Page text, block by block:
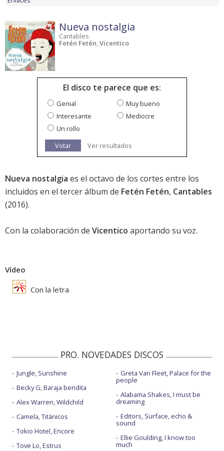
Nueva nostalgia
Cantables
Fetén Fetén,Vicentico
El disco te parece que es:
Genial
Muy bueno
Interesante
Mediocre
Un rollo
Votar
Ver resultados
Nueva nostalgia es el octavo de los cortes entre los
incluidos en el tercer álbum de Fetén Fetén, Cantables
(2016).
Con la colaboración de Vicentico aportando su voz.
Vídeo
Con la letra
PRO. NOVEDADES DISCOS
Jungle, Sunshine
Becky G, Baraja bendita
Alex Warren, Wildchild
Camela, Titánicos
Tokio Hotel, Encore
Tove Lo, Estrus
Greta Van Fleet, Palace for the
people
Alabama Shakes, I must be
dreaming
Editors, Surface, echo &
sound
Ellie Goulding, I know too
much